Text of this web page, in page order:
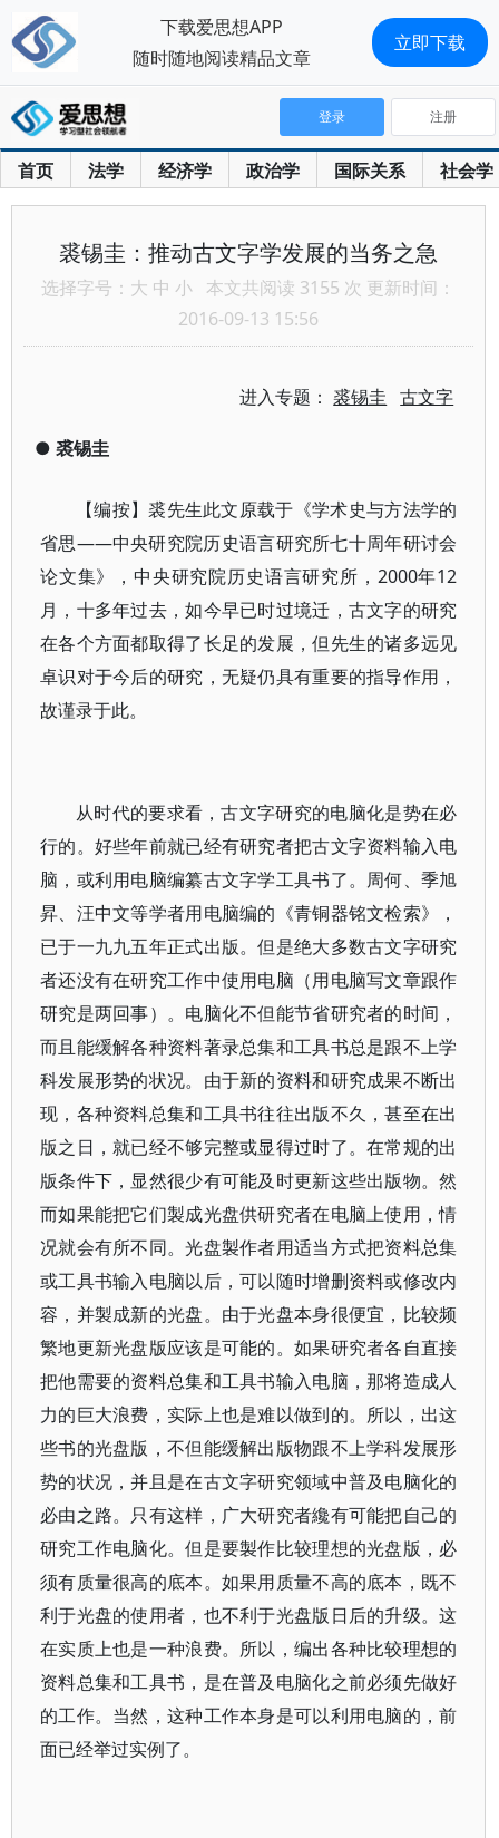
首页 法学 经济学 政治学 国际关系 社会学
登录 注册
裘锡圭：推动古文字学发展的当务之急
选择字号： 大 中 小 本文共阅读 3155 次 更新时间：
2016-09-13 15:56
进入专题：裘锡圭 古文字
● 裘锡圭
【编按】裘先生此文原载于《学术史与方法学的
省思——中央研究院历史语言研究所七十周年研讨会
论文集》，中央研究院历史语言研究所，2000年12
月，十多年过去，如今早已时过境迁，古文字的研究
在各个方面都取得了长足的发展，但先生的诸多远见
卓识对于今后的研究，无疑仍具有重要的指导作用，
故谨录于此。
从时代的要求看，古文字研究的电脑化是势在必
行的。好些年前就已经有研究者把古文字资料输入电
脑，或利用电脑编纂古文字学工具书了。周何、季旭
昇、汪中文等学者用电脑编的《青铜器铭文检索》，
已于一九九五年正式出版。但是绝大多数古文字研究
者还没有在研究工作中使用电脑（用电脑写文章跟作
研究是两回事）。电脑化不但能节省研究者的时间，
而且能缓解各种资料著录总集和工具书总是跟不上学
科发展形势的状况。由于新的资料和研究成果不断出
现，各种资料总集和工具书往往出版不久，甚至在出
版之日，就已经不够完整或显得过时了。在常规的出
版条件下，显然很少有可能及时更新这些出版物。然
而如果能把它们製成光盘供研究者在电脑上使用，情
况就会有所不同。光盘製作者用适当方式把资料总集
或工具书输入电脑以后，可以随时增删资料或修改内
容，并製成新的光盘。由于光盘本身很便宜，比较频
繁地更新光盘版应该是可能的。如果研究者各自直接
把他需要的资料总集和工具书输入电脑，那将造成人
力的巨大浪费，实际上也是难以做到的。所以，出这
些书的光盘版，不但能缓解出版物跟不上学科发展形
势的状况，并且是在古文字研究领域中普及电脑化的
必由之路。只有这样，广大研究者纔有可能把自己的
研究工作电脑化。但是要製作比较理想的光盘版，必
须有质量很高的底本。如果用质量不高的底本，既不
利于光盘的使用者，也不利于光盘版日后的升级。这
在实质上也是一种浪费。所以，编出各种比较理想的
资料总集和工具书，是在普及电脑化之前必须先做好
的工作。当然，这种工作本身是可以利用电脑的，前
面已经举过实例了。
下载爱思想APP
随时随地阅读精品文章
立即下载